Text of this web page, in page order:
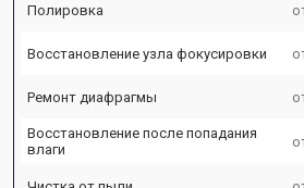
Полировка
Восстановление узла фокусировки
Ремонт диафрагмы
Восстановление после попадания
влаги